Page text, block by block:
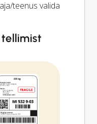
teenus valida